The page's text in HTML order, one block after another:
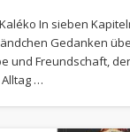
In sieben
Gedanken
und Freundschaft,
…